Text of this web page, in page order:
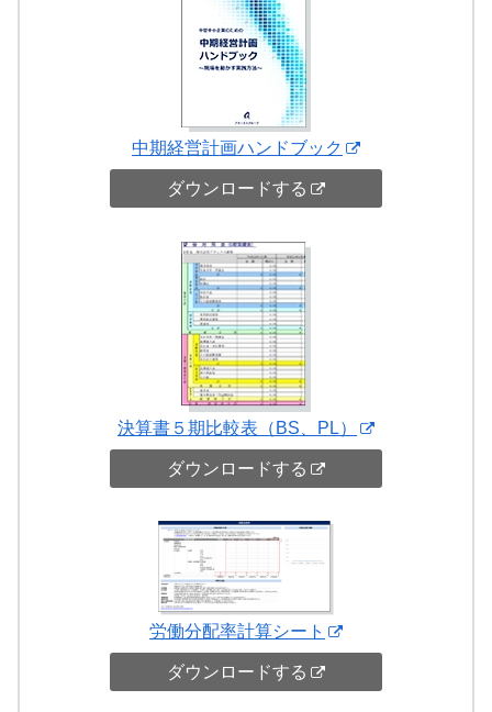
中期経営計画ハンドブック
ダウンロードする
決算書５期比較表（BS、PL）
ダウンロードする
労働分配率計算シート
ダウンロードする